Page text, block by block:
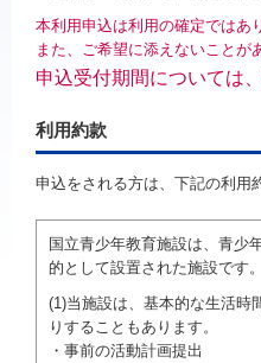
本利用申込は利用の確定ではあ
また、ご希望に添えないことが
申込受付期間については
利用約款
申込をされる方は、下記の利用
国立青少年教育施設は、青少
的として設置された施設です。
(1)当施設は、基本的な生活時
りすることもあります。
・事前の活動計画提出